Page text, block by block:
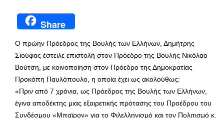
Share
Ο πρώην Πρόεδρος της Βουλής των Ελλήνων, Δημήτρης
Σιούφας έστειλε επιστολή στον Πρόεδρο της Βουλής Νικόλαο
Βούτση, με κοινοποίηση στον Πρόεδρο της Δημοκρατίας
Προκόπη Παυλόπουλο, η οποία έχει ως ακολούθως:
«Πριν από 7 χρόνια, ως Πρόεδρος της Βουλής των Ελλήνων,
έγινα αποδέκτης μιας εξαιρετικής πρότασης του Προέδρου του
Συνδέσμου «Μπαϊρον» για το Φιλελληνισμό και τον Πολιτισμό κ.